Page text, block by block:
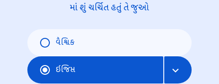
માં શું ચર્ચિત હતું તે જુઓ
વૈશ્વિક
ઇજિપ્ત